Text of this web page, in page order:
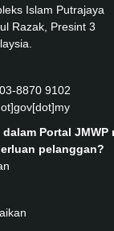
Islam Putrajaya
Razak, Presint 3
8870 9102
Portal JMWP
pelanggan?